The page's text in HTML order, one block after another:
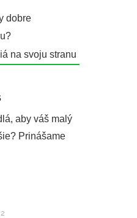
dobre
na svoju stranu